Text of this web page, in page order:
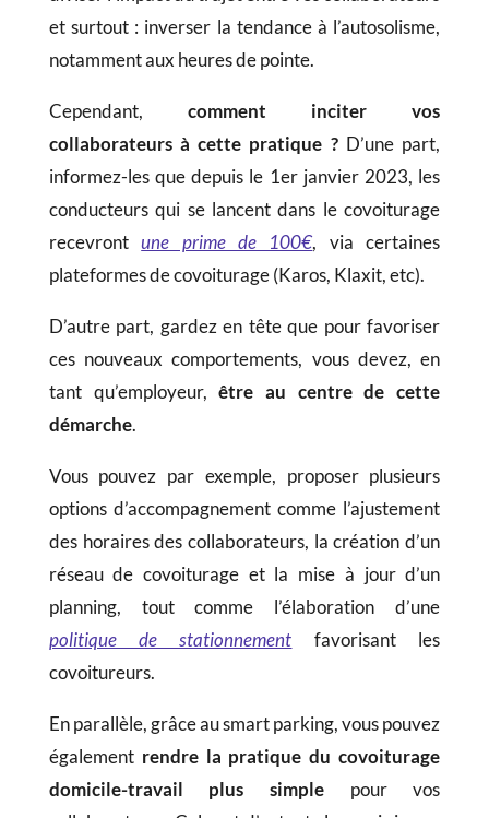
et surtout : inverser la tendance à l’autosolisme,
notamment aux heures de pointe.
Cependant, comment inciter vos
collaborateurs à cette pratique ?D’une part,
informez-les que depuis le 1er janvier 2023, les
conducteurs qui se lancent dans le covoiturage
recevrontune prime de 100€, via certaines
plateformes de covoi­turage (Karos, Klaxit, etc).
D’autre part, gardez en tête que pour favoriser
ces nouveaux comportements, vous devez, en
tant qu’employeur, être au centre de cette
démarche.
Vous pouvez par exemple, proposer plusieurs
options d’accompagnement comme l’ajustement
des horaires des collaborateurs, la création d’un
réseau de covoiturage et la mise à jour d’un
planning, tout comme l’élaboration d’une
politique de stationnement favorisant les
covoitureurs.
En parallèle, grâce au smart parking, vous pouvez
également rendre la pratique du covoiturage
domicile-travail plus simple pour vos